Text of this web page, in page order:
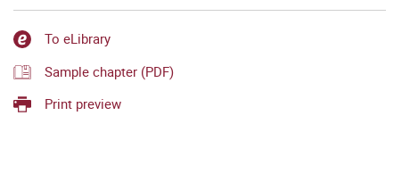
To eLibrary
Sample chapter (PDF)
Print preview